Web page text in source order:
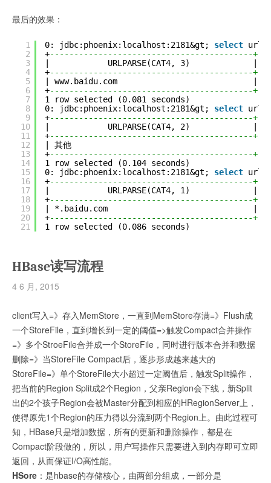
最后的效果：
1
2
3
4
5
6
7
8
9
10
11
12
13
14
15
16
17
18
19
20
21
0: jdbc:phoenix:localhost:2181&gt; select
+------------------------------------------+
|            URLPARSE(CAT4, 3)             |
+------------------------------------------+
| www.baidu.com                            |
+------------------------------------------+
1 row selected (0.081 seconds)
0: jdbc:phoenix:localhost:2181&gt; select
+------------------------------------------+
|            URLPARSE(CAT4, 2)             |
+------------------------------------------+
| 其他                                       |
+------------------------------------------+
1 row selected (0.104 seconds)
0: jdbc:phoenix:localhost:2181&gt; select
+------------------------------------------+
|            URLPARSE(CAT4, 1)             |
+------------------------------------------+
| *.baidu.com                              |
+------------------------------------------+
1 row selected (0.086 seconds)
HBase读写流程
4 6 月, 2015
client写入=》存入MemStore，一直到MemStore存满=》Flush成
一个StoreFile，直到增长到一定的阈值=>触发Compact合并操作
=》多个StroeFile合并成一个StoreFile，同时进行版本合并和数据
删除=》当StoreFile Compact后，逐步形成越来越大的
StoreFile=》单个StoreFile大小超过一定阈值后，触发Split操作，
把当前的Region Split成2个Region，父亲Region会下线，新Split
出的2个孩子Region会被Master分配到相应的HRegionServer上，
使得原先1个Region的压力得以分流到两个Region上。由此过程可
知，HBase只是增加数据，所有的更新和删除操作，都是在
Compact阶段做的，所以，用户写操作只需要进入到内存即可立即
返回，从而保证I/O高性能。
HSore ：是hbase的存储核心，由两部分组成，一部分是